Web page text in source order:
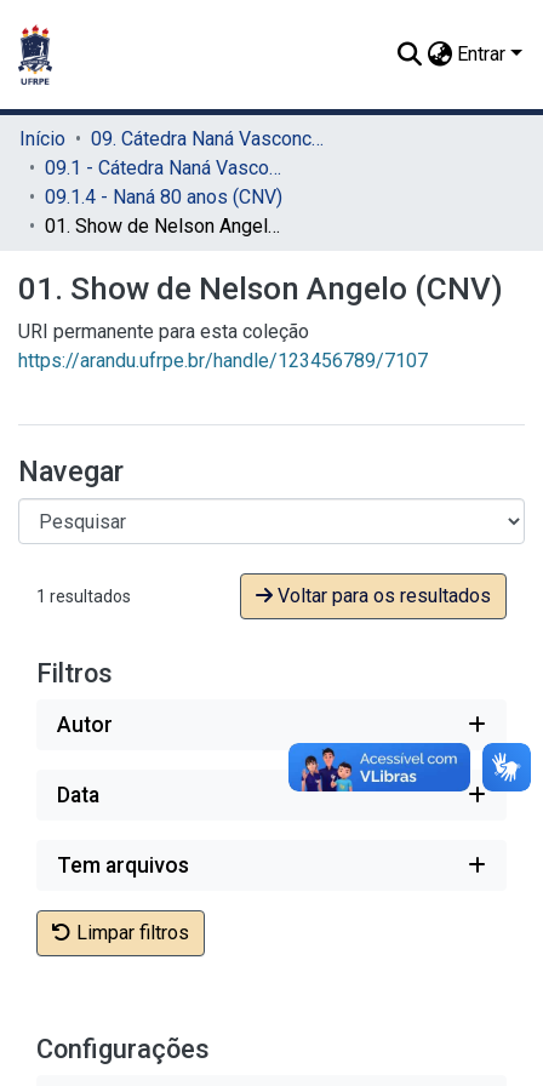
Entrar
Início
09. Cátedra Naná Vasconcelos (CNV)
09.1 - Cátedra Naná Vasconcelos (CNV)
09.1.4 - Naná 80 anos (CNV)
01. Show de Nelson Angelo (CNV)
01. Show de Nelson Angelo (CNV)
URI permanente para esta coleção
https://arandu.ufrpe.br/handle/123456789/7107
Navegar
1 resultados Voltar para os resultados
Filtros
Autor
Data
Tem arquivos
Limpar filtros
Configurações